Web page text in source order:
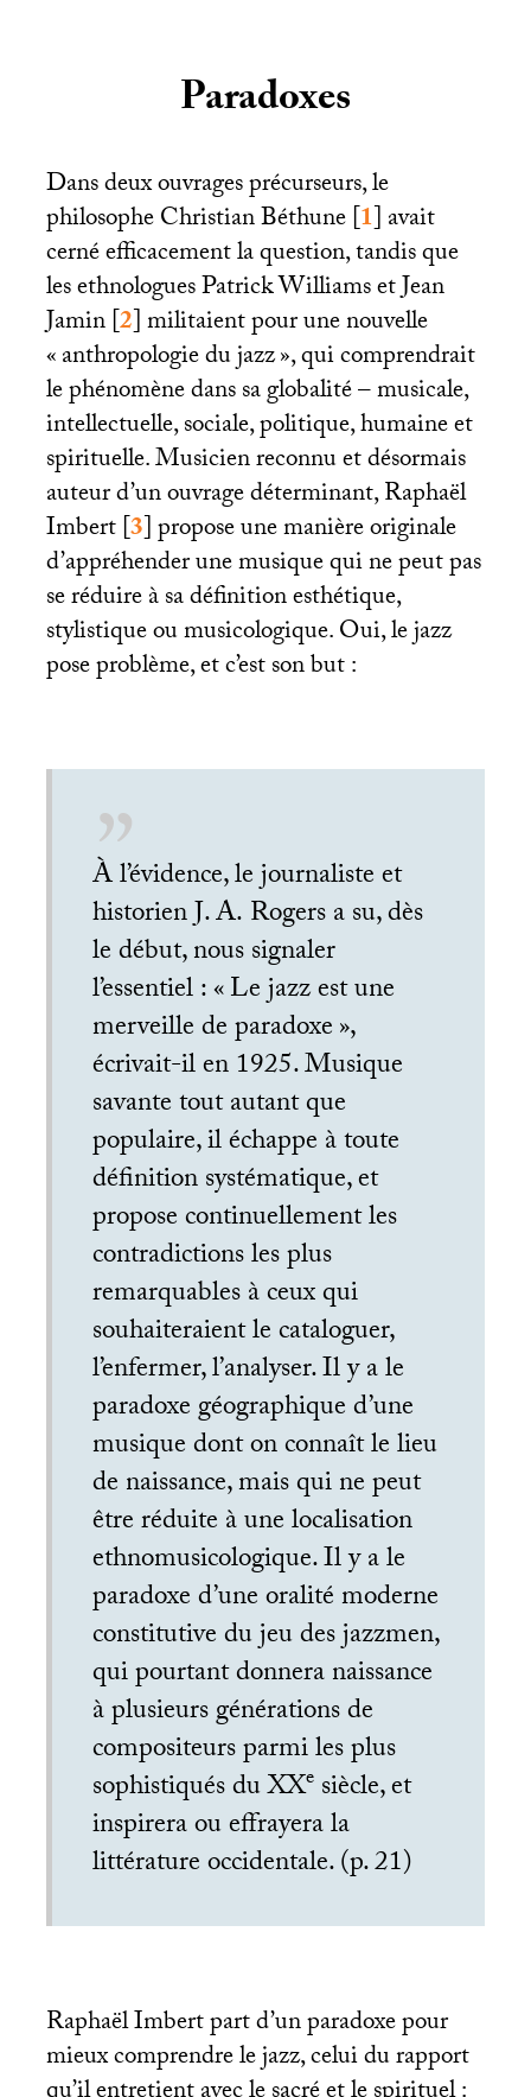
Paradoxes
Dans deux ouvrages précurseurs, le
philosophe Christian Béthune[1]avait
cerné efficacement la question, tandis que
les ethnologues Patrick Williams et Jean
Jamin[2]militaient pour une nouvelle
«anthropologie du jazz», qui comprendrait
le phénomène dans sa globalité – musicale,
intellectuelle, sociale, politique, humaine et
spirituelle. Musicien reconnu et désormais
auteur d’un ouvrage déterminant, Raphaël
Imbert[3]propose une manière originale
d’appréhender une musique qui ne peut pas
se réduire à sa définition esthétique,
stylistique ou musicologique. Oui, le jazz
pose problème, et c’est son but :
À l’évidence, le journaliste et
historienJ. A. Rogers a su, dès
le début, nous signaler
l’essentiel : «Le jazz est une
merveille de paradoxe»,
écrivait-il en 1925. Musique
savante tout autant que
populaire, il échappe à toute
définition systématique, et
propose continuellement les
contradictions les plus
remarquables à ceux qui
souhaiteraient le cataloguer,
l’enfermer, l’analyser. Il y a le
paradoxe géographique d’une
musique dont on connaît le lieu
de naissance, mais qui ne peut
être réduite à une localisation
ethnomusicologique. Il y a le
paradoxe d’une oralité moderne
constitutive du jeu des jazzmen,
qui pourtant donnera naissance
à plusieurs générations de
compositeurs parmi les plus
sophistiqués duXXe siècle, et
inspirera ou effrayera la
littérature occidentale. (p. 21)
Raphaël Imbert part d’un paradoxe pour
mieux comprendre le jazz, celui du rapport